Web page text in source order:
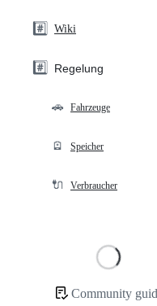
#️⃣ Wiki
#️⃣ Regelung
🚗 Fahrzeuge
🪫 Speicher
🔌 Verbraucher
Community